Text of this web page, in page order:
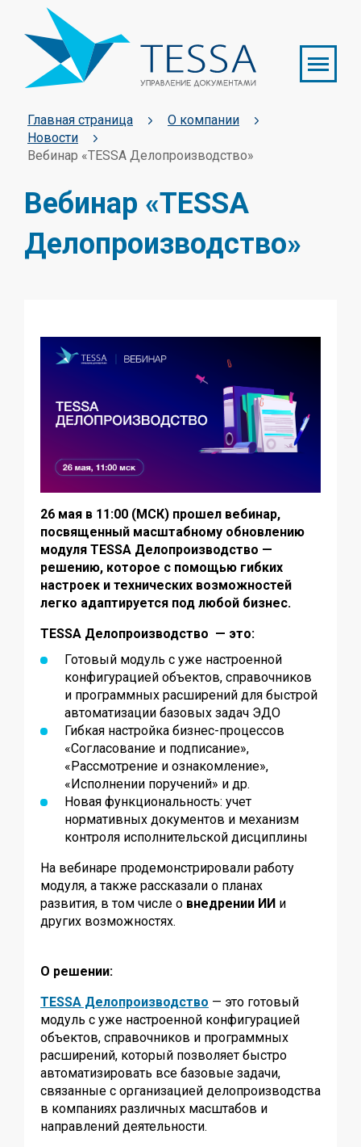
Главная страница
О компании
Новости
Вебинар «TESSA Делопроизводство»
Вебинар «TESSA
Делопроизводство»
26 мая в 11:00 (МСК) прошел вебинар,
посвященный масштабному обновлению
модуля TESSA Делопроизводство —
решению, которое с помощью гибких
настроек и технических возможностей
легко адаптируется под любой бизнес.
TESSA Делопроизводство — это:
Готовый модуль с уже настроенной
конфигурацией объектов, справочников
и программных расширений для быстрой
автоматизации базовых задач ЭДО
Гибкая настройка бизнес-процессов
«Согласование и подписание»,
«Рассмотрение и ознакомление»,
«Исполнении поручений» и др.
Новая функциональность: учет
нормативных документов и механизм
контроля исполнительской дисциплины
На вебинаре продемонстрировали работу
модуля, а также рассказали о планах
развития, в том числе о внедрении ИИ и
других возможностях.
О решении:
TESSA Делопроизводство — это готовый
модуль с уже настроенной конфигурацией
объектов, справочников и программных
расширений, который позволяет быстро
автоматизировать все базовые задачи,
связанные с организацией делопроизводства
в компаниях различных масштабов и
направлений деятельности.